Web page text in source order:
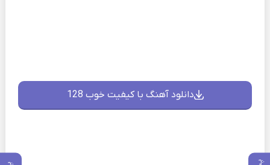
دانلود آهنگ با کیفیت خوب 128